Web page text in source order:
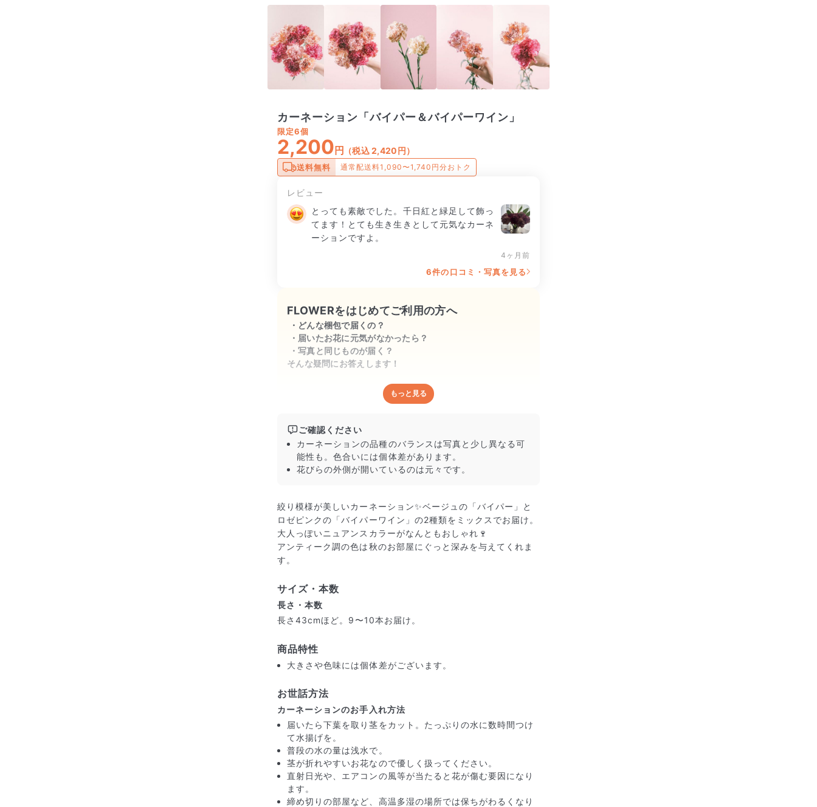
カーネーション「バイパー＆バイパーワイン」
限定6個
2,200円 （税込 2,420円）
送料無料 通常配送料1,090〜1,740円分おトク
レビュー
とっても素敵でした。千日紅と緑足して飾っ
てます！とても生き生きとして元気なカーネ
ーションですよ。
4ヶ月前
6件の口コミ・写真を見る
FLOWERをはじめてご利用の方へ
どんな梱包で届くの？
届いたお花に元気がなかったら？
写真と同じものが届く？
そんな疑問にお答えします！
どんな梱包で届くの？
ボックスに丁寧に梱包してお届けしています。きゅっとまとめ
られて一見窮屈そうに見えますが、輸送中の衝撃による折れや
擦れを軽減する効果があります。
届いたお花に元気がなかったら？
もし届いたお花に「枯れている」「折れている」などの不備が
あった場合は、些細なことでもお気軽にサポートまでご連絡く
ださい。ご返金にて補償いたします。
もっと見る
ご確認ください
カーネーションの品種のバランスは写真と少し異なる可
能性も。色合いには個体差があります。
花びらの外側が開いているのは元々です。
絞り模様が美しいカーネーション✨ベージュの「バイパー」と
ロゼピンクの「バイパーワイン」の2種類をミックスでお届け。
大人っぽいニュアンスカラーがなんともおしゃれ🍷
アンティーク調の色は秋のお部屋にぐっと深みを与えてくれま
す。
サイズ・本数
長さ・本数
長さ43cmほど。9〜10本お届け。
商品特性
大きさや色味には個体差がございます。
お世話方法
カーネーションのお手入れ方法
届いたら下葉を取り茎をカット。たっぷりの水に数時間つけ
て水揚げを。
普段の水の量は浅水で。
茎が折れやすいお花なので優しく扱ってください。
直射日光や、エアコンの風等が当たると花が傷む要因になり
ます。
締め切りの部屋など、高温多湿の場所では保ちがわるくなり